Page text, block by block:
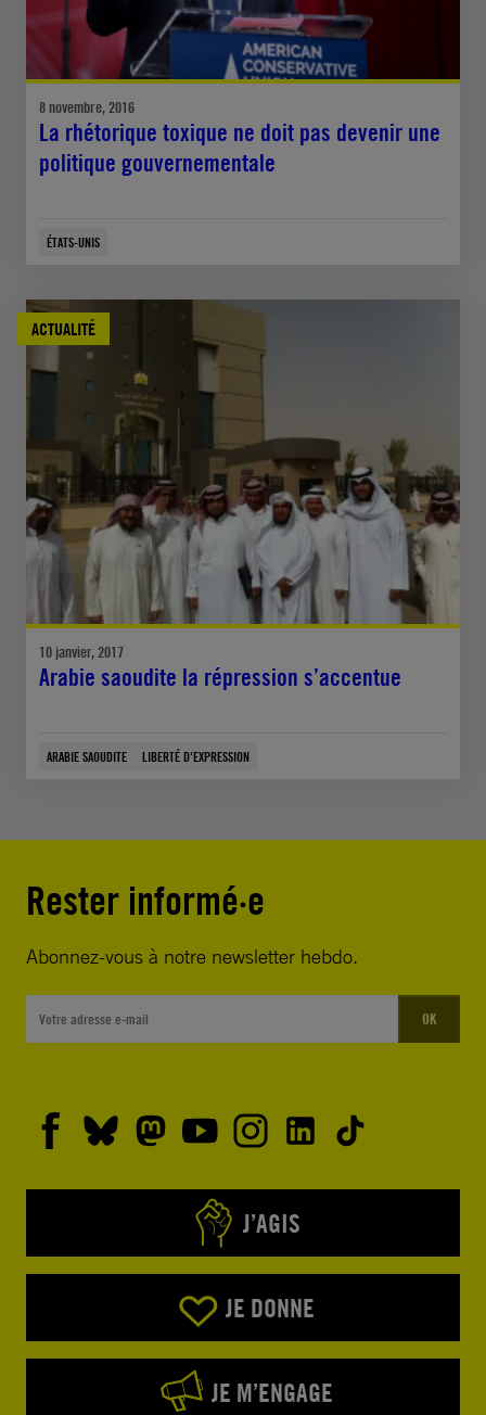
8 novembre, 2016
La rhétorique toxique ne doit pas devenir une
politique gouvernementale
ÉTATS-UNIS
ACTUALITÉ
10 janvier, 2017
Arabie saoudite la répression s’accentue
ARABIE SAOUDITE LIBERTÉ D'EXPRESSION
Rester informé·e
Abonnez-vous à notre newsletter hebdo.
OK
J’AGIS
JE DONNE
JE M’ENGAGE